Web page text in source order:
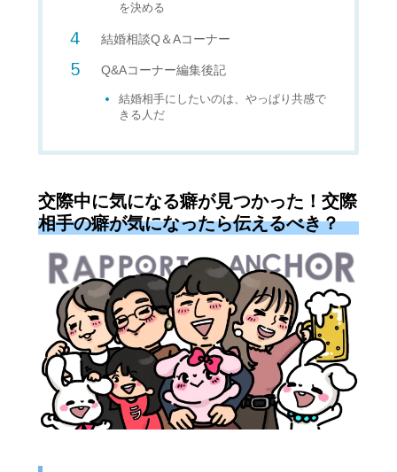
を決める
結婚相談Q＆Aコーナー
Q&Aコーナー編集後記
結婚相手にしたいのは、やっぱり共感で
きる人だ
交際中に気になる癖が見つかった！交際
相手の癖が気になったら伝えるべき？